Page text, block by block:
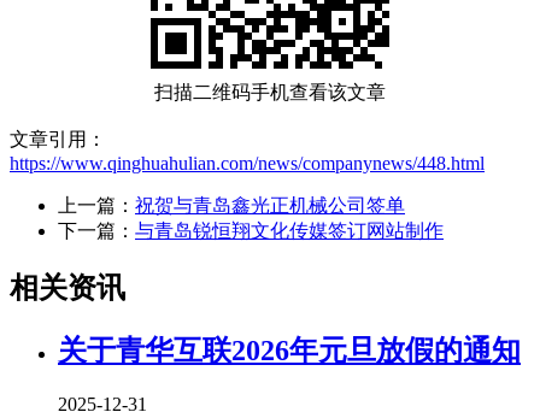
扫描二维码手机查看该文章
文章引用：
https://www.qinghuahulian.com/news/companynews/448.html
上一篇： 祝贺与青岛鑫光正机械公司签单
下一篇： 与青岛锐恒翔文化传媒签订网站制作
相关资讯
关于青华互联2026年元旦放假的通知
2025-12-31